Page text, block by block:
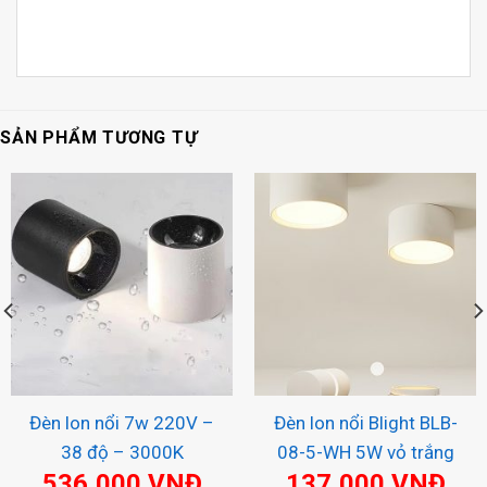
SẢN PHẨM TƯƠNG TỰ
Đèn lon nổi 7w 220V –
38 độ – 3000K
Đèn lon nổi Blight BLB-
08-5-WH 5W vỏ trắng